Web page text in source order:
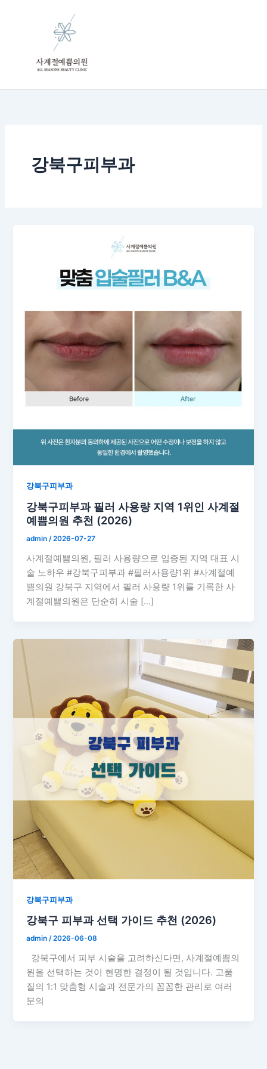
뛰
강북구피부과
강북구피부과
강북구피부과 필러 사용량 지역 1위인 사계절
예쁨의원 추천 (2026)
admin /2026-07-27
사계절예쁨의원, 필러 사용량으로 입증된 지역 대표 시
술 노하우 #강북구피부과 #필러사용량1위 #사계절예
쁨의원 강북구 지역에서 필러 사용량 1위를 기록한 사
계절예쁨의원은 단순히 시술 […]
강북구피부과
강북구 피부과 선택 가이드 추천 (2026)
admin/2026-06-08
강북구에서 피부 시술을 고려하신다면, 사계절예쁨의
원을 선택하는 것이 현명한 결정이 될 것입니다. 고품
질의 1:1 맞춤형 시술과 전문가의 꼼꼼한 관리로 여러
분의